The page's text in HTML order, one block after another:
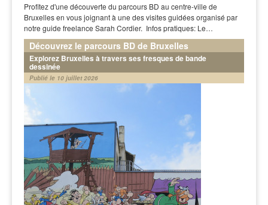
Profitez d'une découverte du parcours BD au centre-ville de
Bruxelles en vous joignant à une des visites guidées organisé par
notre guide freelance Sarah Cordier. Infos pratiques: Le…
Découvrez le parcours BD de Bruxelles
Explorez Bruxelles à travers ses fresques de bande
dessinée
Publié le 10 juillet 2026